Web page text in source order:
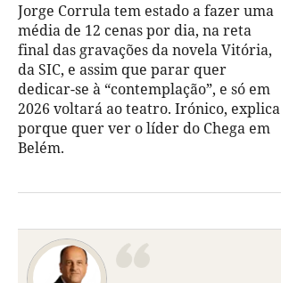
Jorge Corrula tem estado a fazer uma
média de 12 cenas por dia, na reta
final das gravações da novela Vitória,
da SIC, e assim que parar quer
dedicar-se à “contemplação”, e só em
2026 voltará ao teatro. Irónico, explica
porque quer ver o líder do Chega em
Belém.